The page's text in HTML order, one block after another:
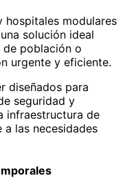
hospitales modulares
solución ideal
población o
urgente y eficiente.
diseñados para
seguridad y
infraestructura de
las necesidades